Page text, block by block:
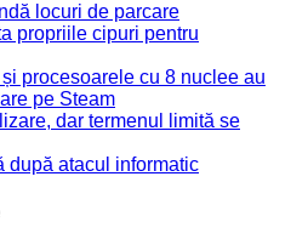
locuri de parcare
propriile cipuri pentru
procesoarele cu 8 nuclee au
pe Steam
dar termenul limită se
după atacul informatic